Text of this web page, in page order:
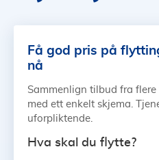
Få god pris på
nå
Sammenlign tilbud fra
med ett enkelt skjema.
uforpliktende.
Hva skal du flytte?